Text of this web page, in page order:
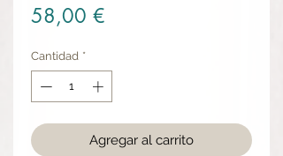
58,00 €
Cantidad *
Agregar al carrito